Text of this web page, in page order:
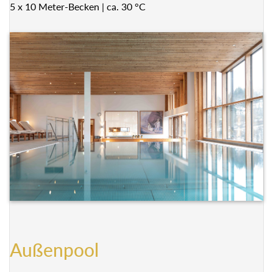
5 x 10 Meter-Becken | ca. 30 °C
Außenpool